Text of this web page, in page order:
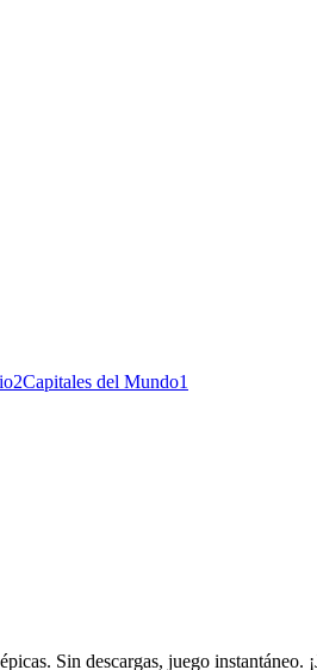
2Capitales del Mundo1
Sin descargas, juego instantáneo.